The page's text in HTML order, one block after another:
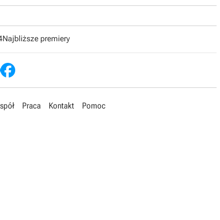
Najbliższe premiery
Praca Kontakt Pomoc